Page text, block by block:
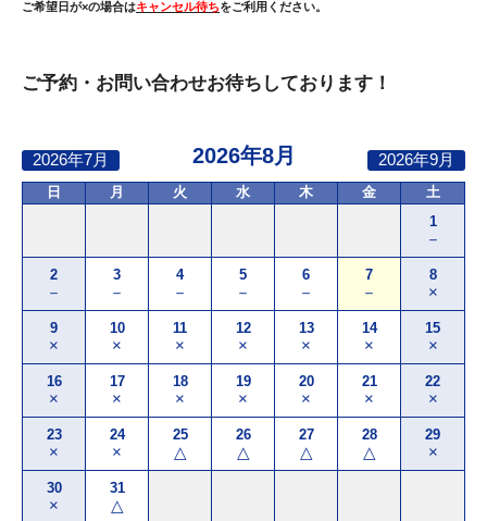
ご希望日が×の場合はキャンセル待ちをご利用ください。
ご予約・お問い合わせお待ちしております！
2026年8月
日 月 火 水 木 金
土
1
－
2
－
3
－
4
－
5
－
6
－
7
－
8
×
9
×
10
×
11
×
12
×
13
×
14
×
15
×
16
×
17
×
18
×
19
×
20
×
21
×
22
×
23
×
24
×
25
△
26
△
27
△
28
△
29
×
30
×
31
△
2026年7月 2026年9月